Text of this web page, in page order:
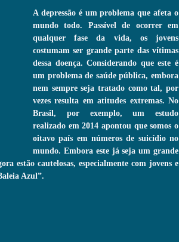
A depressão é um problema que afeta o
mundo todo. Passível de ocorrer em
qualquer fase da vida, os jovens
costumam ser grande parte das vítimas
dessa doença. Considerando que este é
um problema de saúde pública, embora
nem sempre seja tratado como tal, por
vezes resulta em atitudes extremas. No
Brasil, por exemplo, um estudo
realizado em 2014 apontou que somos o
oitavo país em números de suicídio no
mundo. Embora este já seja um grande
estão cautelosas, especialmente com jovens e
Azul”.